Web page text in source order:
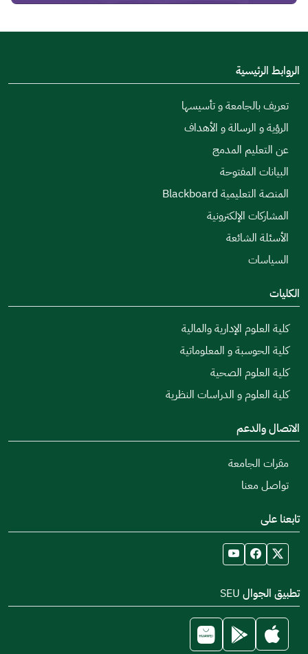
الروابط الرئيسية
تعريف بالجامعة و تأسيسها
الرؤية و الرسالة و الأهداف
عن التعليم المدمج
البيانات المفتوحة
المنصة التعليمية Blackboard
المشاركات الإلكترونية
الأسئلة الشائعة
السياسات
الكليات
كلية العلوم الإدارية والمالية
كلية الحوسبة و المعلوماتية
كلية العلوم الصحية
كلية العلوم و الدراسات النظرية
الاتصال والدعم
مقرات الجامعة
تواصل معنا
تابعنا على
تطبيق الجوال SEU